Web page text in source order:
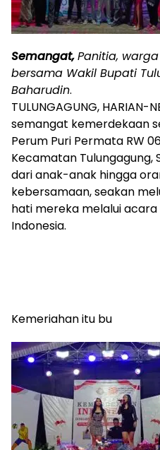
Semangat,Panitia,
bersama Wakil Bupati
Baharudin.
TULUNGAGUNG,
semangat kemerdekaan
Perum Puri Permata RW
Kecamatan
dari anak-anak hingga
kebersamaan, seakan
hati mereka melalui
Indonesia.
Kemeriahan itu bu